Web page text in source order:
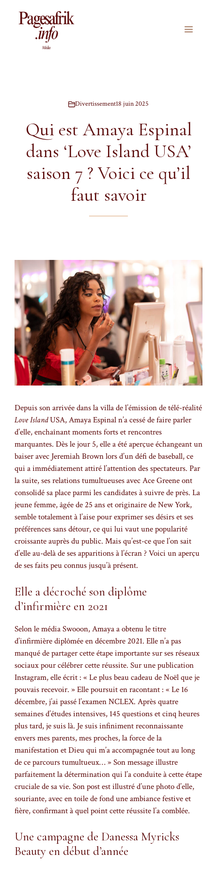
Menu
Divertissement18 juin 2025
Qui est Amaya Espinal
dans ‘Love Island USA’
saison 7 ? Voici ce qu’il
faut savoir
Depuis son arrivée dans la villa de l’émission de télé-réalité
Love IslandUSA, Amaya Espinal n’a cessé de faire parler
d’elle, enchaînant moments forts et rencontres
marquantes. Dès le jour 5, elle a été aperçue échangeant un
baiser avec Jeremiah Brown lors d’un défi de baseball, ce
qui a immédiatement attiré l’attention des spectateurs. Par
la suite, ses relations tumultueuses avec Ace Greene ont
consolidé sa place parmi les candidates à suivre de près. La
jeune femme, âgée de 25 ans et originaire de New York,
semble totalement à l’aise pour exprimer ses désirs et ses
préférences sans détour, ce qui lui vaut une popularité
croissante auprès du public. Mais qu’est-ce que l’on sait
d’elle au-delà de ses apparitions à l’écran ? Voici un aperçu
de ses faits peu connus jusqu’à présent.
Elle a décroché son diplôme
d’infirmière en 2021
Selon le média Swooon, Amaya a obtenu le titre
d’infirmière diplômée en décembre 2021. Elle n’a pas
manqué de partager cette étape importante sur ses réseaux
sociaux pour célébrer cette réussite. Sur une publication
Instagram, elle écrit : « Le plus beau cadeau de Noël que je
pouvais recevoir. » Elle poursuit en racontant : « Le 16
décembre, j’ai passé l’examen NCLEX. Après quatre
semaines d’études intensives, 145 questions et cinq heures
plus tard, je suis là. Je suis infiniment reconnaissante
envers mes parents, mes proches, la force de la
manifestation et Dieu qui m’a accompagnée tout au long
de ce parcours tumultueux… » Son message illustre
parfaitement la détermination qui l’a conduite à cette étape
cruciale de sa vie. Son post est illustré d’une photo d’elle,
souriante, avec en toile de fond une ambiance festive et
fière, confirmant à quel point cette réussite l’a comblée.
Une campagne de Danessa Myricks
Beauty en début d’année